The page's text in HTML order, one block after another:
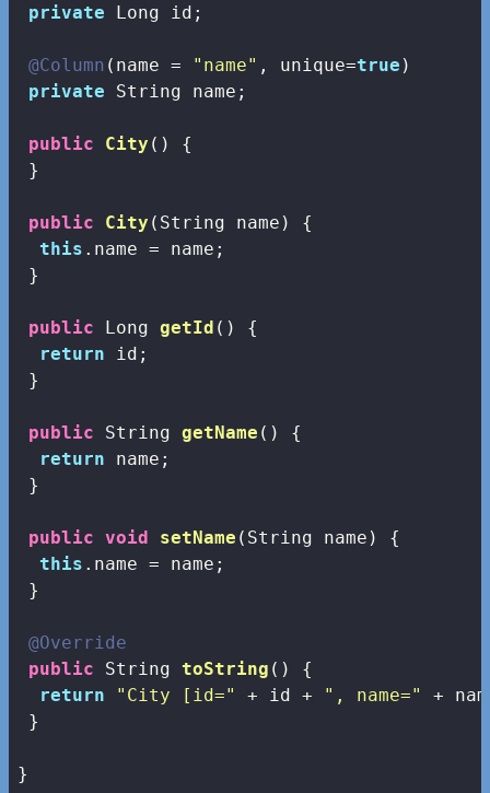
private Long id;
@Column (name = "name" , unique=true )
private String name;
public City ()
{
}
public City (String name)
{
this .name = name;
}
public Long getId ()
{
return id;
}
public String getName ()
{
return name;
}
public void setName (String name)
{
this .name = name;
}
@Override
public String toString ()
{
return
"City [id=" + id + ", name="
+
}
}